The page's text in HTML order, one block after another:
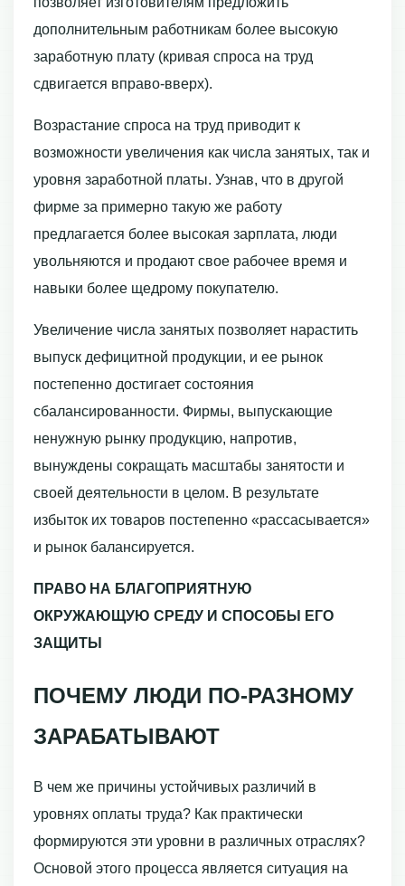
дополнительным работникам более высокую
заработную плату (кривая спроса на труд
сдвигается впра­во-вверх).
Возрастание спроса на труд приводит к
возможности уве­личения как числа занятых, так и
уровня заработной платы. Узнав, что в другой
фирме за примерно такую же работу
предлагается более вы­сокая зарплата, люди
увольняются и продают свое рабочее время и
навыки более щедрому покупателю.
Увеличение числа занятых позволяет нарастить
выпуск дефи­цитной продукции, и ее рынок
постепенно достигает состояния
сбалансированнос­ти. Фирмы, выпускающие
ненужную рынку продукцию, напротив,
вынуждены сокращать масштабы занятости и
своей деятельности в целом. В результате
избыток их товаров постепенно «рассасывается»
и рынок балансируется.
ПРАВО НА БЛАГОПРИЯТНУЮ
ОКРУЖАЮЩУЮ СРЕДУ И СПОСОБЫ ЕГО
ЗАЩИТЫ
ПОЧЕМУ ЛЮДИ ПО-РАЗНОМУ
ЗАРАБАТЫВАЮТ
В чем же причины устойчивых различий в
уровнях оплаты труда? Как практически
формируются эти уровни в различных отраслях?
Основой этого процесса является ситуация на